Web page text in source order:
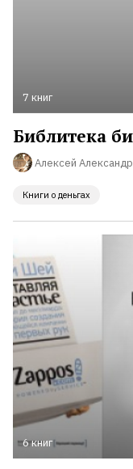
7 книг
Библитека
Алексей
Книги о деньгах
6 книг